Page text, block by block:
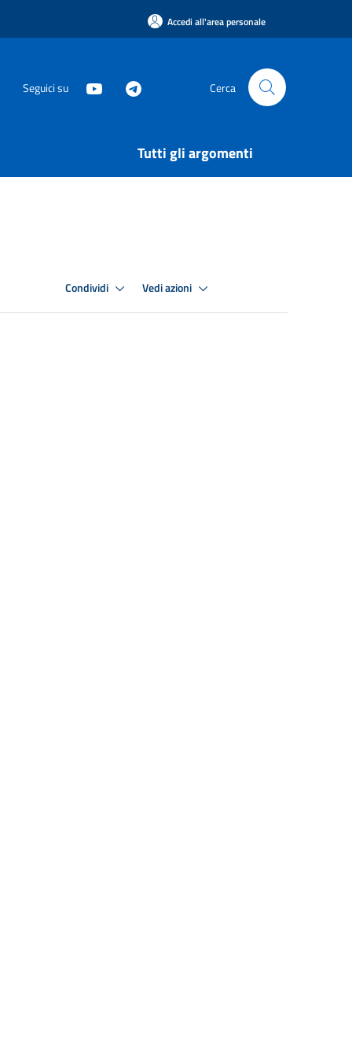
Accedi all'area personale
Seguici su Cerca
Tutti gli argomenti
Condividi Vedi azioni